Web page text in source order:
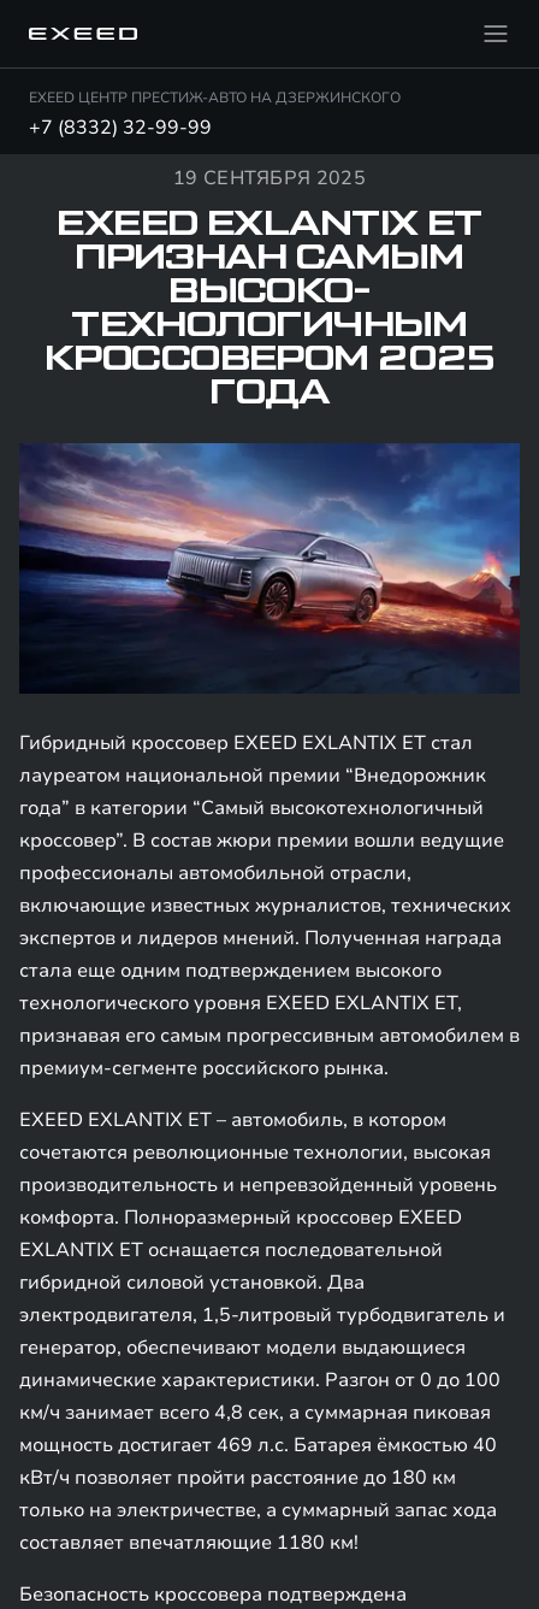
EXEED ЦЕНТР ПРЕСТИЖ-АВТО НА ДЗЕРЖИНСКОГО
+7 (8332) 32-99-99
19 СЕНТЯБРЯ 2025
EXEED EXLANTIX ET
ПРИЗНАН САМЫМ
ВЫСОКО­
ТЕХНОЛОГИЧНЫМ
КРОССОВЕРОМ 2025
ГОДА
Гибридный кроссовер EXEED EXLANTIX ET стал
лауреатом национальной премии “Внедорожник
года” в категории “Самый высокотехнологичный
кроссовер”. В состав жюри премии вошли ведущие
профессионалы автомобильной отрасли,
включающие известных журналистов, технических
экспертов и лидеров мнений. Полученная награда
стала еще одним подтверждением высокого
технологического уровня EXEED EXLANTIX ET,
признавая его самым прогрессивным автомобилем в
премиум-сегменте российского рынка.
EXEED EXLANTIX ET – автомобиль, в котором
сочетаются революционные технологии, высокая
производительность и непревзойденный уровень
комфорта. Полноразмерный кроссовер EXEED
EXLANTIX ET оснащается последовательной
гибридной силовой установкой. Два
электродвигателя, 1,5-литровый турбодвигатель и
генератор, обеспечивают модели выдающиеся
динамические характеристики. Разгон от 0 до 100
км/ч занимает всего 4,8 сек, а суммарная пиковая
мощность достигает 469 л.с. Батарея ёмкостью 40
кВт/ч позволяет пройти расстояние до 180 км
только на электричестве, а суммарный запас хода
составляет впечатляющие 1180 км!
Безопасность кроссовера подтверждена